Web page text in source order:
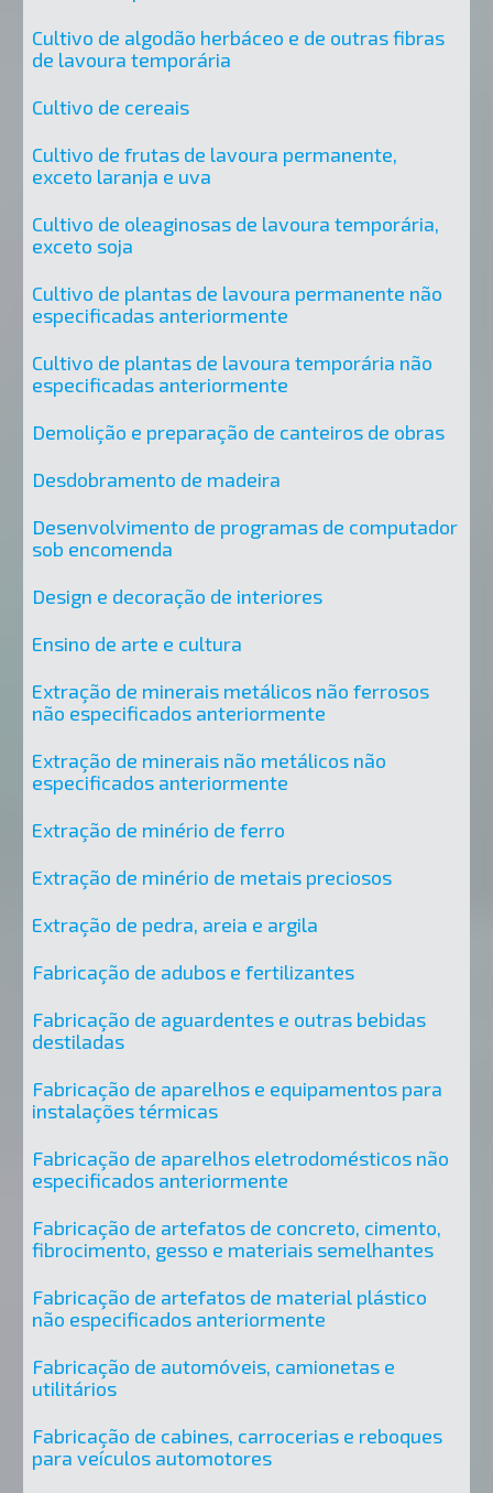
Cultivo de algodão herbáceo e de outras fibras
de lavoura temporária
Cultivo de cereais
Cultivo de frutas de lavoura permanente,
exceto laranja e uva
Cultivo de oleaginosas de lavoura temporária,
exceto soja
Cultivo de plantas de lavoura permanente não
especificadas anteriormente
Cultivo de plantas de lavoura temporária não
especificadas anteriormente
Demolição e preparação de canteiros de obras
Desdobramento de madeira
Desenvolvimento de programas de computador
sob encomenda
Design e decoração de interiores
Ensino de arte e cultura
Extração de minerais metálicos não ferrosos
não especificados anteriormente
Extração de minerais não metálicos não
especificados anteriormente
Extração de minério de ferro
Extração de minério de metais preciosos
Extração de pedra, areia e argila
Fabricação de adubos e fertilizantes
Fabricação de aguardentes e outras bebidas
destiladas
Fabricação de aparelhos e equipamentos para
instalações térmicas
Fabricação de aparelhos eletrodomésticos não
especificados anteriormente
Fabricação de artefatos de concreto, cimento,
fibrocimento, gesso e materiais semelhantes
Fabricação de artefatos de material plástico
não especificados anteriormente
Fabricação de automóveis, camionetas e
utilitários
Fabricação de cabines, carrocerias e reboques
para veículos automotores